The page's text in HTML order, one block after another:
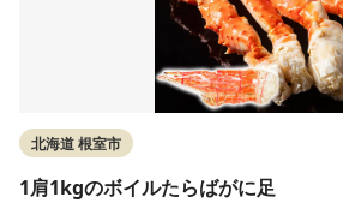
北海道 根室市
1肩1kgのボイルたらばがに足